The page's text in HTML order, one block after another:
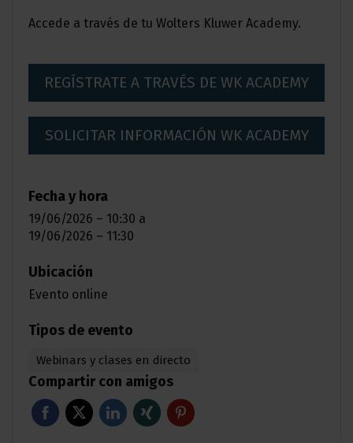
Accede a través de tu Wolters Kluwer Academy.
REGÍSTRATE A TRAVÉS DE WK ACADEMY
SOLICITAR INFORMACIÓN WK ACADEMY
Fecha y hora
19/06/2026 – 10:30 a
19/06/2026 – 11:30
Ubicación
Evento online
Tipos de evento
Webinars y clases en directo
Compartir con amigos